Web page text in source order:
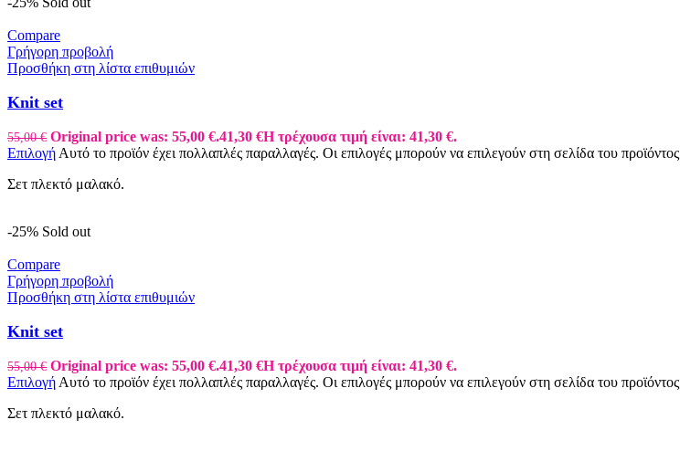
Compare
Γρήγορη προβολή
Προσθήκη στη λίστα επιθυμιών
Knit set
55,00€ Original price was: 55,00 €.41,30 €Η τρέχουσα τιμή είναι: 41,30 €.
Επιλογή Αυτό το προϊόν έχει πολλαπλές παραλλαγές. Οι επιλογές μπορούν να επιλεγούν στη σελίδα του προϊόντος
Σετ πλεκτό μαλακό.
-25% Sold out
Compare
Γρήγορη προβολή
Προσθήκη στη λίστα επιθυμιών
Knit set
55,00€ Original price was: 55,00 €.41,30 €Η τρέχουσα τιμή είναι: 41,30 €.
Επιλογή Αυτό το προϊόν έχει πολλαπλές παραλλαγές. Οι επιλογές μπορούν να επιλεγούν στη σελίδα του προϊόντος
Σετ πλεκτό μαλακό.